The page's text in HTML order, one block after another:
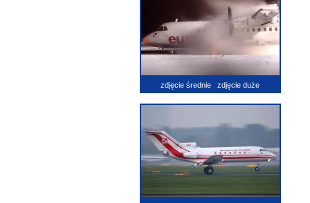
zdjęcie średnie zdjęcie duże